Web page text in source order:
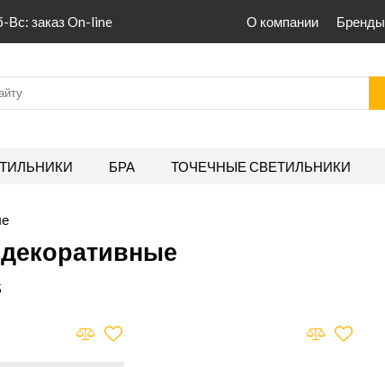
заказ On-line О компании Бренды
БРА ТОЧЕЧНЫЕ СВЕТИЛЬНИКИ